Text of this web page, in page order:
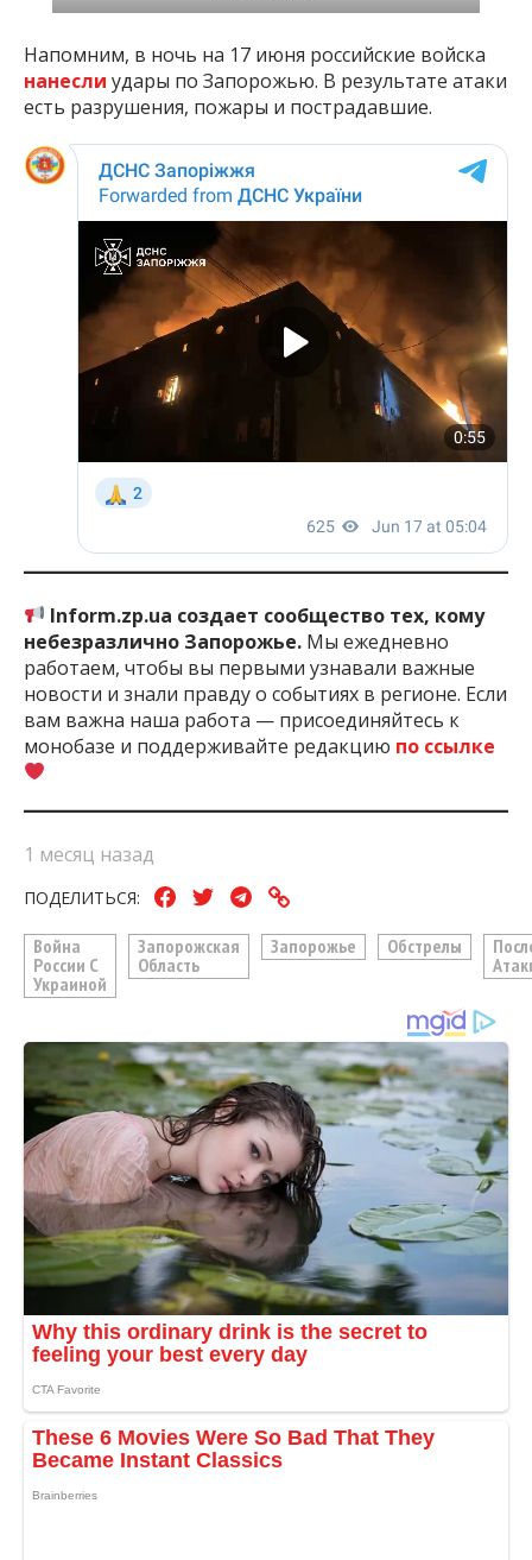
Напомним, в ночь на 17 июня российские войска
нанесли удары по Запорожью. В результате атаки
есть разрушения, пожары и пострадавшие.
Inform.zp.ua создает сообщество тех, кому
небезразлично Запорожье. Мы ежедневно
работаем, чтобы вы первыми узнавали важные
новости и знали правду о событиях в регионе. Если
вам важна наша работа — присоединяйтесь к
монобазе и поддерживайте редакцию по ссылке
1 месяц назад
ПОДЕЛИТЬСЯ:
Война
России С
Украиной
Запорожская
Область
Запорожье Обстрелы